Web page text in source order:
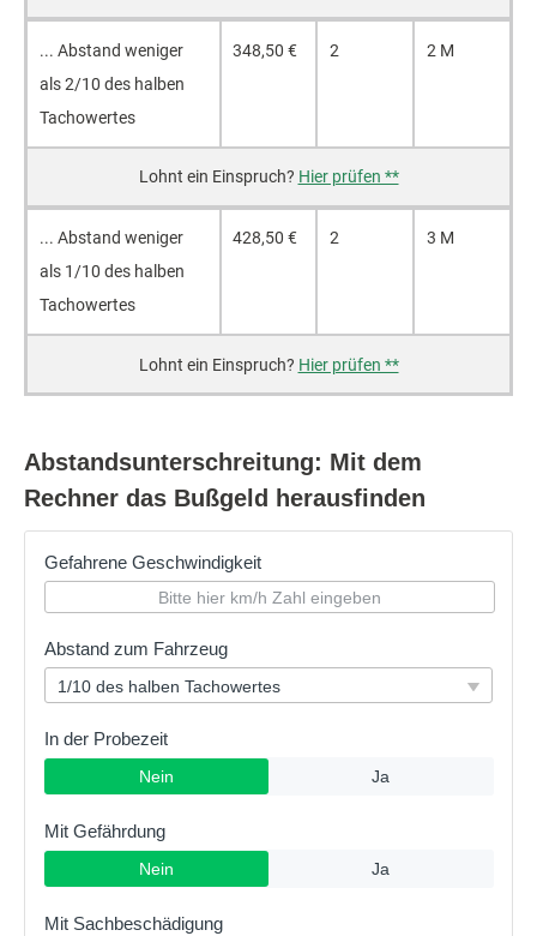
... Ab­stand we­ni­ger
als 2/10 des hal­ben
Ta­cho­wer­tes
348,50 € 2 2 M
Hier prüfen **
... Ab­stand we­ni­ger
als 1/10 des hal­ben
Ta­cho­wer­tes
428,50 € 2 3 M
Hier prüfen **
Abstandsunterschreitung: Mit dem
Rechner das Bußgeld herausfinden